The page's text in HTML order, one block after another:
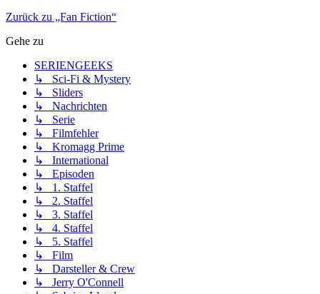
Zurück zu „Fan Fiction“
Gehe zu
SERIENGEEKS
↳ Sci-Fi & Mystery
↳ Sliders
↳ Nachrichten
↳ Serie
↳ Filmfehler
↳ Kromagg Prime
↳ International
↳ Episoden
↳ 1. Staffel
↳ 2. Staffel
↳ 3. Staffel
↳ 4. Staffel
↳ 5. Staffel
↳ Film
↳ Darsteller & Crew
↳ Jerry O'Connell